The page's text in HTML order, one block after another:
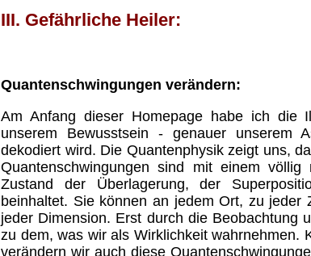
III. Gefährliche Heiler:
Quantenschwingungen verändern:
Am Anfang dieser Homepage habe ich die
unserem Bewusstsein - genauer unserem
dekodiert wird. Die Quantenphysik zeigt uns,
Quantenschwingungen sind mit einem
Zustand der Überlagerung, der
beinhaltet. Sie können an jedem Ort, zu
jeder Dimension. Erst durch die Beobachtung
zu dem, was wir als Wirklichkeit wahrnehmen.
verändern wir auch diese